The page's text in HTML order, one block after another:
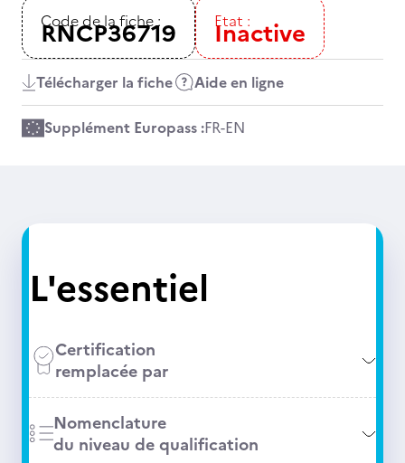
Code de la fiche :
RNCP36719 Etat :
Inactive
Télécharger la fiche Aide en ligne
Supplément Europass :FR-EN
L'essentiel
Certification
remplacée par
Nomenclature
du niveau de qualification